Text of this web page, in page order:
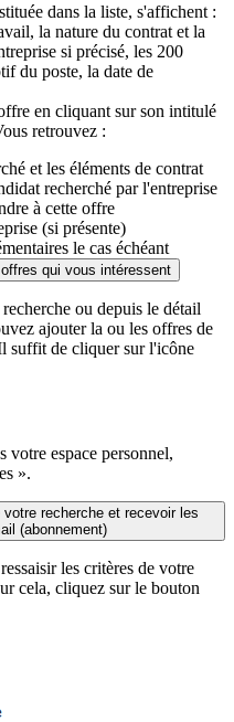
dans la liste, s'affichent :
la nature du contrat et la
si précisé, les 200
du poste, la date de
en cliquant sur son intitulé
retrouvez :
et les éléments de contrat
recherché par l'entreprise
à cette offre
(si présente)
le cas échéant
qui vous intéressent
ou depuis le détail
ajouter la ou les offres de
suffit de cliquer sur l'icône
votre espace personnel,
».
recherche et recevoir les
(abonnement)
les critères de votre
cela, cliquez sur le bouton